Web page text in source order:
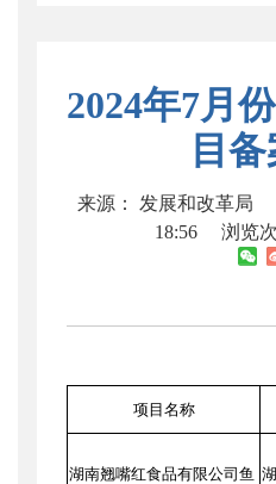
2024年7月
目
来源： 发展和改革局
18:56
浏览
项目名称
湖南翘嘴红食品有限公司鱼